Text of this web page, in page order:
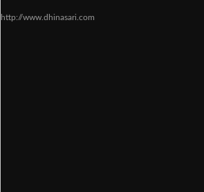
http://www.dhinasari.com